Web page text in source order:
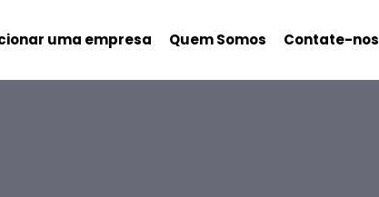
uma empresa Quem Somos Contate-nos